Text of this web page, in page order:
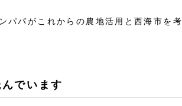
パパがこれからの農地活用と西海市を考
でいます